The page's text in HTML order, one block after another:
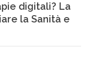
digitali? La
la Sanità e